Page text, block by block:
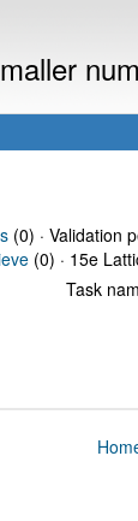
(0) · Validation
(0) · 15e
Task